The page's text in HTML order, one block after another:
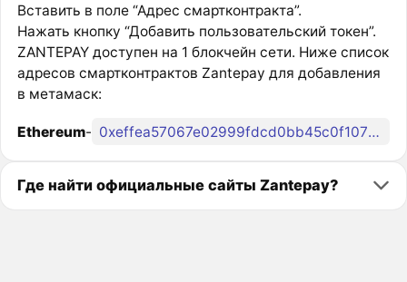
Вставить в поле “Адрес смартконтракта”.
Нажать кнопку “Добавить пользовательский токен”.
ZANTEPAY доступен на 1 блокчейн сети. Ниже список
адресов смартконтрактов Zantepay для добавления
в метамаск:
Ethereum- 0xeffea57067e02999fdcd0bb45c0f1071a29472d9
Где найти официальные сайты Zantepay?